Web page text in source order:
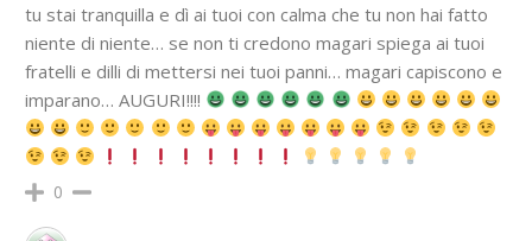
tu stai tranquilla e dì ai tuoi con calma che tu non hai fatto
niente di niente… se non ti credono magari spiega ai tuoi
fratelli e dilli di mettersi nei tuoi panni… magari capiscono e
imparano… AUGURI!!!!
0